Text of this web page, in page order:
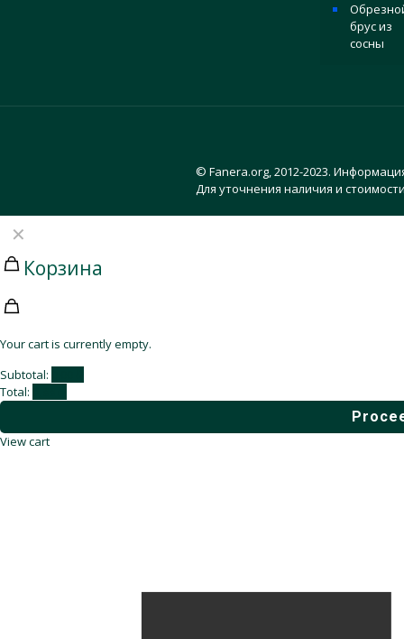
брус из
сосны
© Fanera.org, 2012-2023.
Для уточнения наличия и
✕
Корзина
Your cart is currently empty.
Subtotal:
Total:
View cart